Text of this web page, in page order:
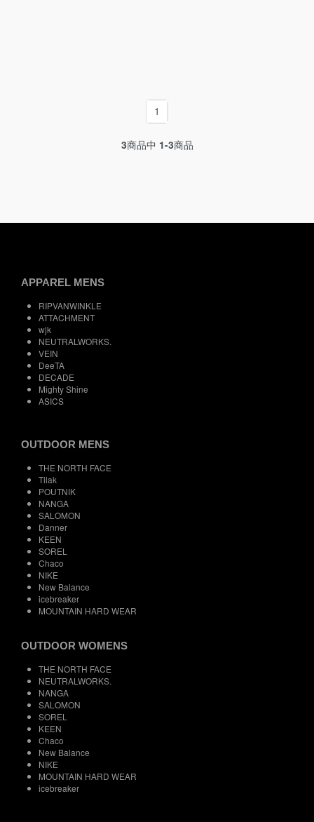
1
3商品中 1-3商品
APPAREL MENS
RIPVANWINKLE
ATTACHMENT
wjk
NEUTRALWORKS.
VEIN
DeeTA
DECADE
Mighty Shine
ASICS
OUTDOOR MENS
THE NORTH FACE
Tilak
POUTNIK
NANGA
SALOMON
Danner
KEEN
SOREL
Chaco
NIKE
New Balance
icebreaker
MOUNTAIN HARD WEAR
OUTDOOR WOMENS
THE NORTH FACE
NEUTRALWORKS.
NANGA
SALOMON
SOREL
KEEN
Chaco
New Balance
NIKE
MOUNTAIN HARD WEAR
icebreaker